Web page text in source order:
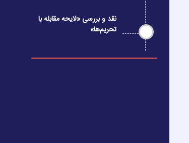
نقد و بررسی «لایحه مقابله با
تحریم‌ها»